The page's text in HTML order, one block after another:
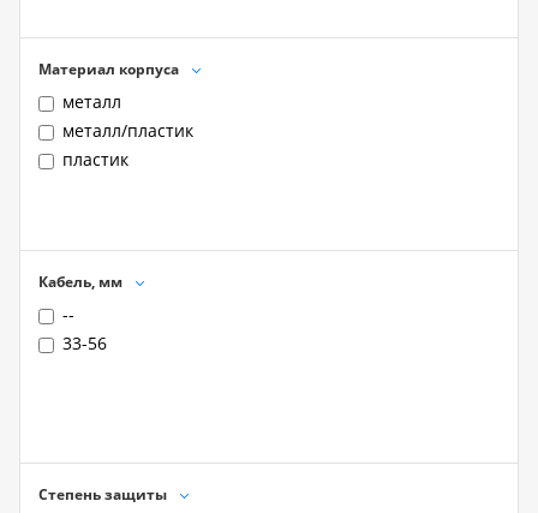
Материал корпуса
металл
металл/пластик
пластик
Кабель, мм
--
33-56
Степень защиты